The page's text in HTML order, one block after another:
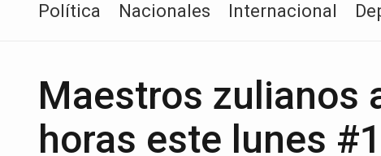
Política Nacionales Internacional
Maestros zulianos
horas este lunes